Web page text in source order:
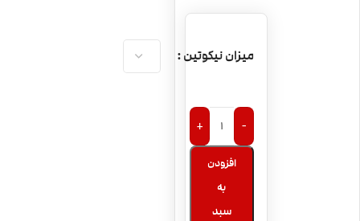
میزان نیکوتین
-
+
افزودن
به
سبد